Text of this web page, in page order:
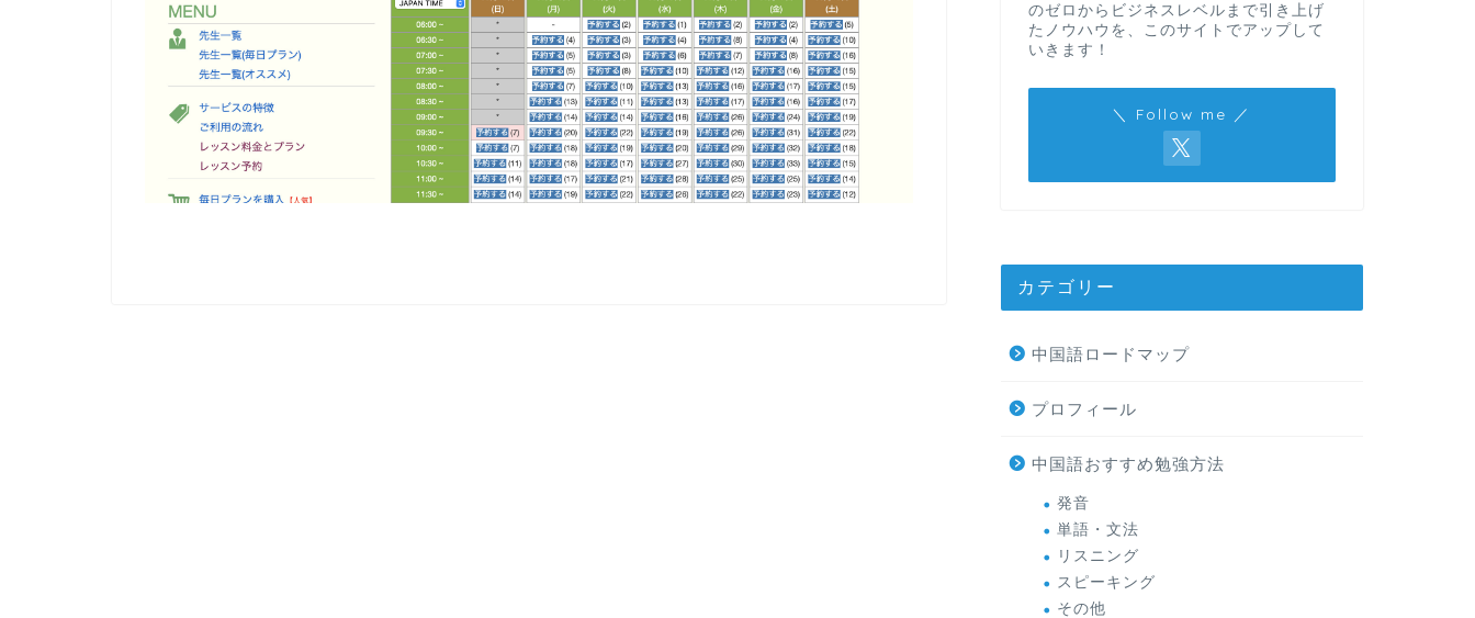
のゼロからビジネスレベルまで引き上げ
たノウハウを、このサイトでアップして
いきます！
＼ Follow me ／
カテゴリー
中国語ロードマップ
プロフィール
中国語おすすめ勉強方法
発音
単語・文法
リスニング
スピーキング
その他